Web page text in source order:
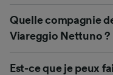
Quelle compagnie
Viareggio Nettuno ?
Est-ce que je peux